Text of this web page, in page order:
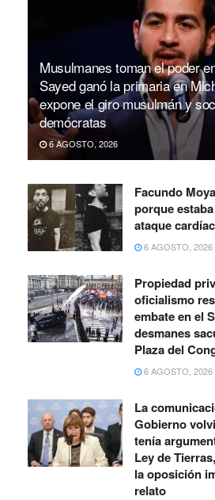
Musulmanes toman el poder
Sayed ganó la primaria en
expone el giro musulmán y
demócratas
6 AGOSTO, 2026
Facundo
porque
ataque
6 AGOSTO, 2026
Propiedad
oficialismo
embate en el
desmanes
Plaza del
6 AGOSTO, 2026
La
Gobierno
tenía
Ley de
la oposición
relato